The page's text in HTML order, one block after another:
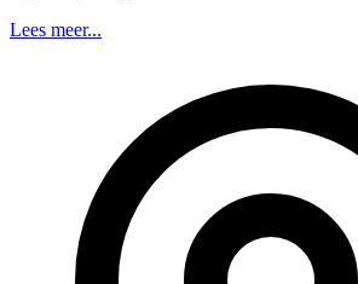
Lees meer...